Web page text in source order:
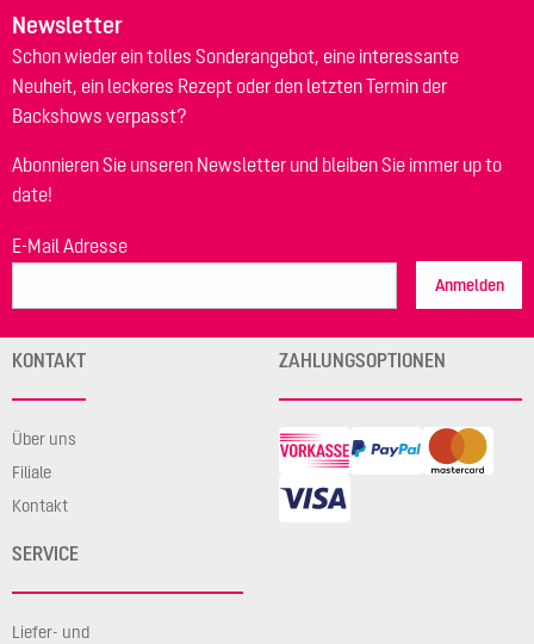
Newsletter
Schon wieder ein tolles Sonderangebot, eine interessante
Neuheit, ein leckeres Rezept oder den letzten Termin der
Backshows verpasst?
Abonnieren Sie unseren Newsletter und bleiben Sie immer up to
date!
E-Mail Adresse
Anmelden
KONTAKT
Über uns
Filiale
Kontakt
SERVICE
Liefer- und
ZAHLUNGSOPTIONEN